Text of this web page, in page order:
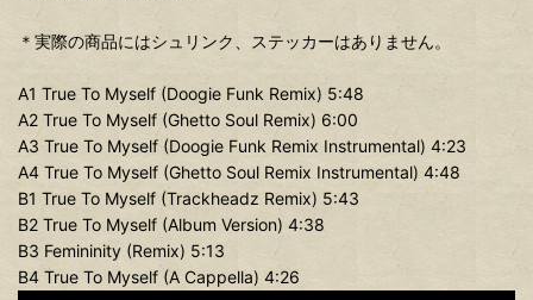
＊実際の商品にはシュリンク、ステッカーはありません。
A1 True To Myself (Doogie Funk Remix) 5:48
A2 True To Myself (Ghetto Soul Remix) 6:00
A3 True To Myself (Doogie Funk Remix Instrumental) 4:23
A4 True To Myself (Ghetto Soul Remix Instrumental) 4:48
B1 True To Myself (Trackheadz Remix) 5:43
B2 True To Myself (Album Version) 4:38
B3 Femininity (Remix) 5:13
B4 True To Myself (A Cappella) 4:26